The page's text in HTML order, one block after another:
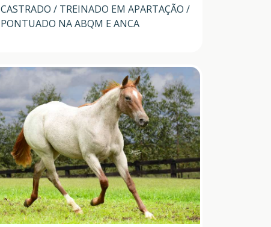
CASTRADO / TREINADO EM APARTAÇÃO /
PONTUADO NA ABQM E ANCA